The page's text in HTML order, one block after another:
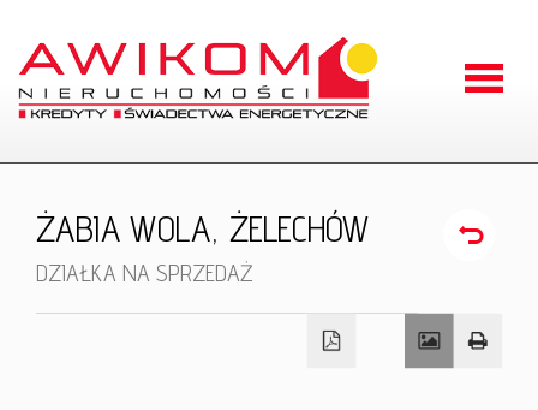
ŻABIA WOLA, ŻELECHÓW
DZIAŁKA NA SPRZEDAŻ